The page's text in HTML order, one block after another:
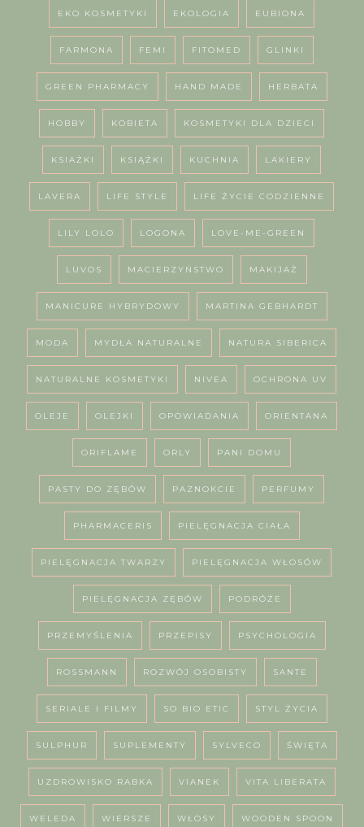
EKO KOSMETYKI EKOLOGIA EUBIONA
FARMONA FEMI FITOMED GLINKI
GREEN PHARMACY HAND MADE HERBATA
HOBBY KOBIETA KOSMETYKI DLA DZIECI
KSIAŻKI KSIĄŻKI KUCHNIA LAKIERY
LAVERA LIFE STYLE LIFE ŻYCIE CODZIENNE
LILY LOLO LOGONA LOVE-ME-GREEN
LUVOS MACIERZYŃSTWO MAKIJAŻ
MANICURE HYBRYDOWY MARTINA GEBHARDT
MODA MYDŁA NATURALNE NATURA SIBERICA
NATURALNE KOSMETYKI NIVEA OCHRONA UV
OLEJE OLEJKI OPOWIADANIA ORIENTANA
ORIFLAME ORLY PANI DOMU
PASTY DO ZĘBÓW PAZNOKCIE PERFUMY
PHARMACERIS PIELĘGNACJA CIAŁA
PIELĘGNACJA TWARZY PIELĘGNACJA WŁOSÓW
PIELĘGNACJA ZĘBÓW PODRÓŻE
PRZEMYŚLENIA PRZEPISY PSYCHOLOGIA
ROSSMANN ROZWÓJ OSOBISTY SANTE
SERIALE I FILMY SO BIO ETIC STYL ŻYCIA
SULPHUR SUPLEMENTY SYLVECO ŚWIĘTA
UZDROWISKO RABKA VIANEK VITA LIBERATA
WELEDA WIERSZE WŁOSY WOODEN SPOON